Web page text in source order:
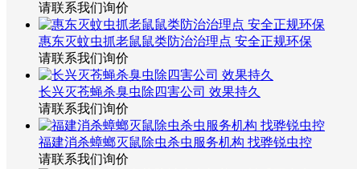
请联系我们询价
惠东灭蚊虫抓老鼠鼠类防治治理点 安全正规环保
请联系我们询价
长兴灭苍蝇杀臭虫除四害公司 效果持久
请联系我们询价
福建消杀蟑螂灭鼠除虫杀虫服务机构 找骅锐虫控
请联系我们询价